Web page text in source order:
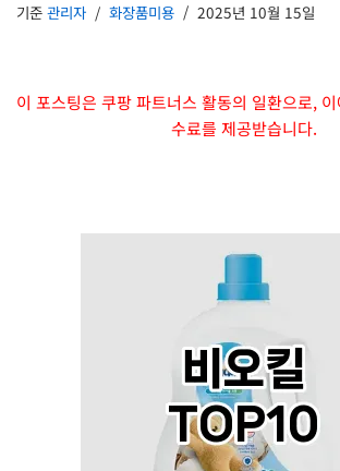
기준 관리자 화장품미용 2025년 10월 15일
이 포스팅은 쿠팡 파트너스 활동의 일환으로,
수료를 제공받습니다.